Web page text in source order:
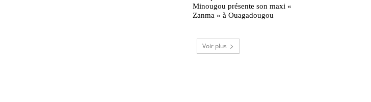
Minougou présente son maxi «
Zanma » à Ouagadougou
Voir plus